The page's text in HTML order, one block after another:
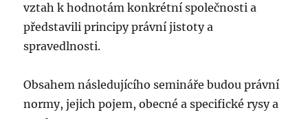
vztah k hodnotám konkrétní společnosti a
představili principy právní jistoty a
spravedlnosti.
Obsahem následujícího semináře budou právní
normy, jejich pojem, obecné a specifické rysy a